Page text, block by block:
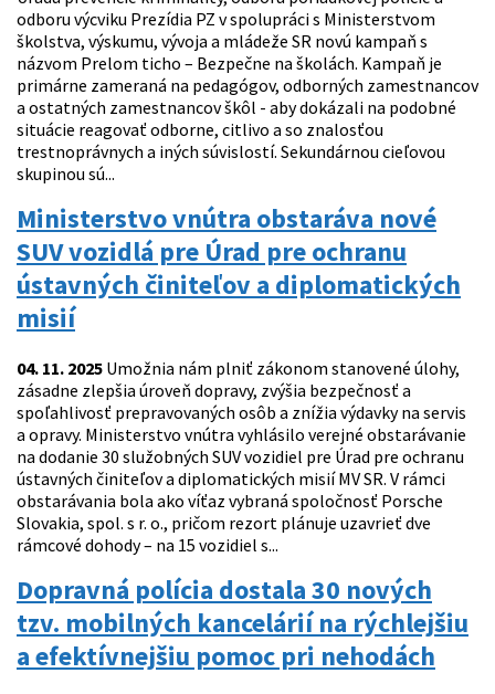
odboru výcviku Prezídia PZ v spolupráci s Ministerstvom
školstva, výskumu, vývoja a mládeže SR novú kampaň s
názvom Prelom ticho – Bezpečne na školách. Kampaň je
primárne zameraná na pedagógov, odborných zamestnancov
a ostatných zamestnancov škôl - aby dokázali na podobné
situácie reagovať odborne, citlivo a so znalosťou
trestnoprávnych a iných súvislostí. Sekundárnou cieľovou
skupinou sú...
Ministerstvo vnútra obstaráva nové
SUV vozidlá pre Úrad pre ochranu
ústavných činiteľov a diplomatických
misií
04. 11. 2025 Umožnia nám plniť zákonom stanovené úlohy,
zásadne zlepšia úroveň dopravy, zvýšia bezpečnosť a
spoľahlivosť prepravovaných osôb a znížia výdavky na servis
a opravy. Ministerstvo vnútra vyhlásilo verejné obstarávanie
na dodanie 30 služobných SUV vozidiel pre Úrad pre ochranu
ústavných činiteľov a diplomatických misií MV SR. V rámci
obstarávania bola ako víťaz vybraná spoločnosť Porsche
Slovakia, spol. s r. o., pričom rezort plánuje uzavrieť dve
rámcové dohody – na 15 vozidiel s...
Dopravná polícia dostala 30 nových
tzv. mobilných kancelárií na rýchlejšiu
a efektívnejšiu pomoc pri nehodách